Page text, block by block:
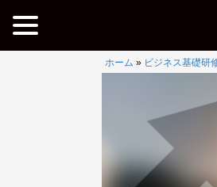
ホーム » ビジネス基礎研